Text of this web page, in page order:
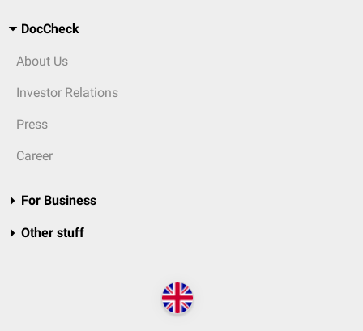
DocCheck
About Us
Investor Relations
Press
Career
For Business
Other stuff